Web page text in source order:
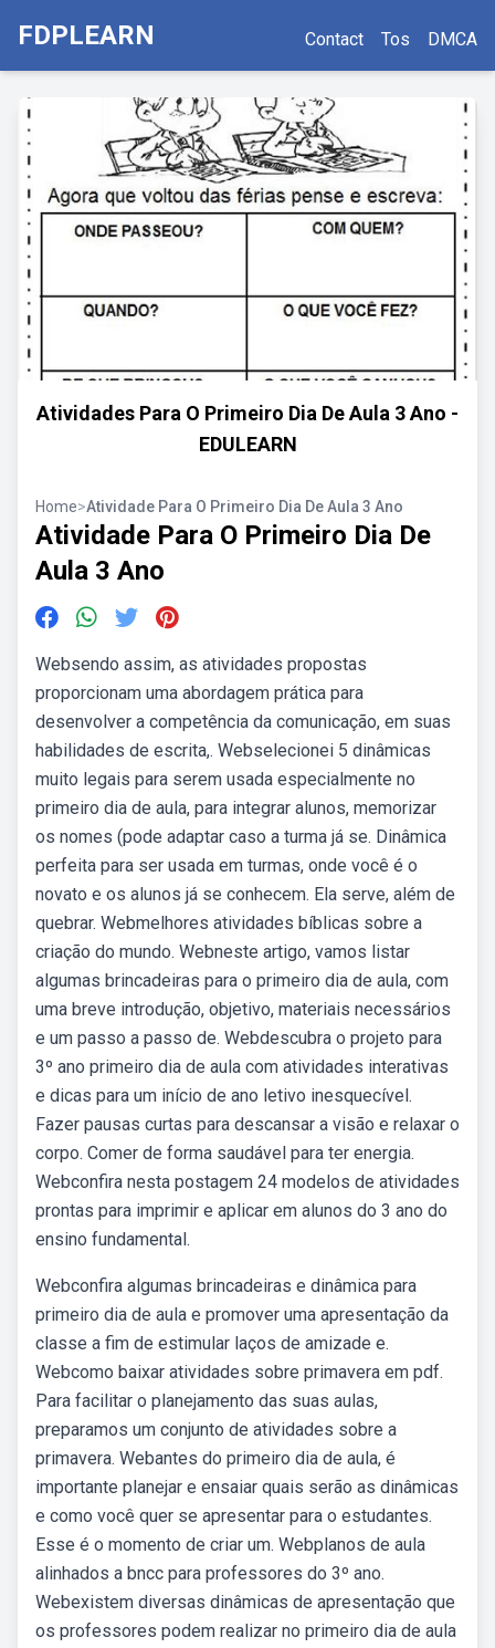
FDPLEARN Contact Tos DMCA
Atividades Para O Primeiro Dia De Aula 3 Ano -
EDULEARN
Home>Atividade Para O Primeiro Dia De Aula 3 Ano
Atividade Para O Primeiro Dia De
Aula 3 Ano
Websendo assim, as atividades propostas
proporcionam uma abordagem prática para
desenvolver a competência da comunicação, em suas
habilidades de escrita,. Webselecionei 5 dinâmicas
muito legais para serem usada especialmente no
primeiro dia de aula, para integrar alunos, memorizar
os nomes (pode adaptar caso a turma já se. Dinâmica
perfeita para ser usada em turmas, onde você é o
novato e os alunos já se conhecem. Ela serve, além de
quebrar. Webmelhores atividades bíblicas sobre a
criação do mundo. Webneste artigo, vamos listar
algumas brincadeiras para o primeiro dia de aula, com
uma breve introdução, objetivo, materiais necessários
e um passo a passo de. Webdescubra o projeto para
3º ano primeiro dia de aula com atividades interativas
e dicas para um início de ano letivo inesquecível.
Fazer pausas curtas para descansar a visão e relaxar o
corpo. Comer de forma saudável para ter energia.
Webconfira nesta postagem 24 modelos de atividades
prontas para imprimir e aplicar em alunos do 3 ano do
ensino fundamental.
Webconfira algumas brincadeiras e dinâmica para
primeiro dia de aula e promover uma apresentação da
classe a fim de estimular laços de amizade e.
Webcomo baixar atividades sobre primavera em pdf.
Para facilitar o planejamento das suas aulas,
preparamos um conjunto de atividades sobre a
primavera. Webantes do primeiro dia de aula, é
importante planejar e ensaiar quais serão as dinâmicas
e como você quer se apresentar para o estudantes.
Esse é o momento de criar um. Webplanos de aula
alinhados a bncc para professores do 3º ano.
Webexistem diversas dinâmicas de apresentação que
os professores podem realizar no primeiro dia de aula